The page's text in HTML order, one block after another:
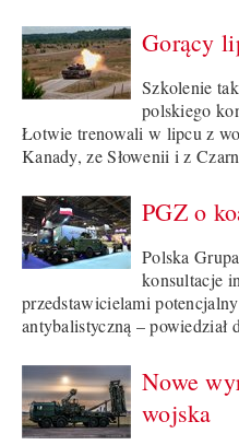
Gorący
Szkolenie
polskiego
Łotwie trenowali w lipcu z
Kanady, ze Słowenii i z
PGZ o
Polska
konsultacje
przedstawicielami
antybalistyczną – powiedział
Nowe
wojska